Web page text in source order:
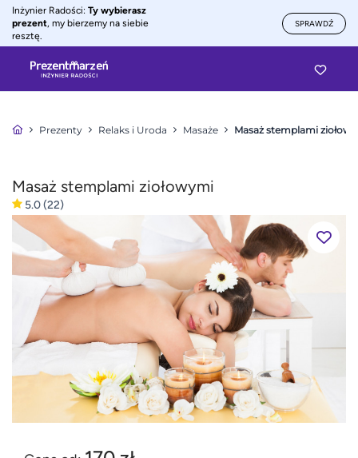
Inżynier Radości: Ty wybierasz
prezent, my bierzemy na siebie
resztę.
SPRAWDŹ
Prezenty Relaks i Uroda Masaże Masaż stemplami
Masaż stemplami ziołowymi
5.0(22)